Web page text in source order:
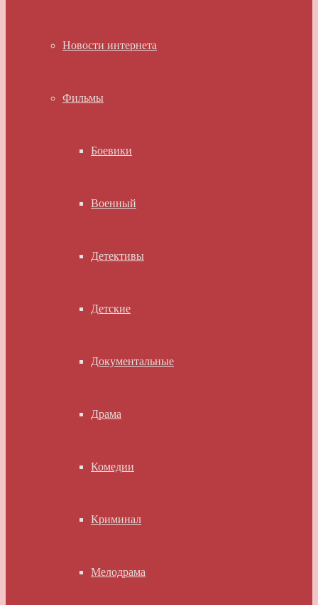
Новости интернета
Фильмы
Боевики
Военный
Детективы
Детские
Документальные
Драма
Комедии
Криминал
Мелодрама